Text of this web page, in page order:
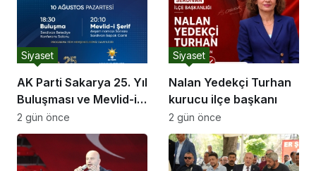
AK Parti Sakarya 25. Yıl
Buluşması ve Mevlid-i
Şerif Programı
Siyaset
2 gün önce
Nalan Yedekçi Turhan
kurucu ilçe başkanı
Siyaset
2 gün önce